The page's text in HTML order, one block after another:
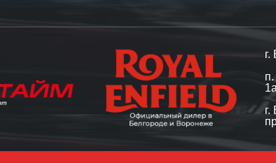
г.